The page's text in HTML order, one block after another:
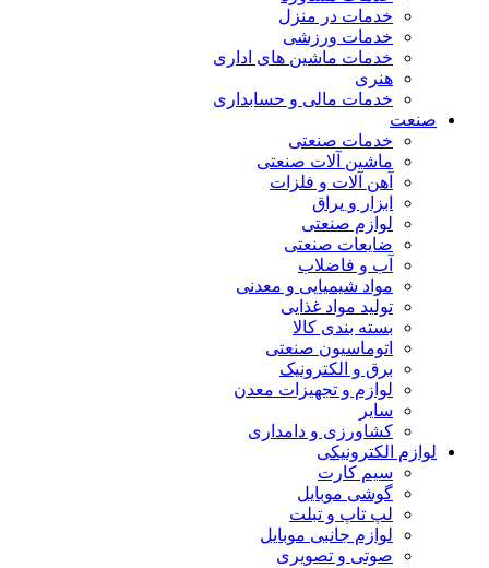
خدمات در منزل
خدمات ورزشی
خدمات ماشین های اداری
هنری
خدمات مالی و حسابداری
صنعت
خدمات صنعتی
ماشین آلات صنعتی
آهن آلات و فلزات
ابزار و یراق
لوازم صنعتی
ضایعات صنعتی
آب و فاضلاب
مواد شیمیایی و معدنی
تولید مواد غذایی
بسته بندی کالا
اتوماسیون صنعتی
برق و الکترونیک
لوازم و تجهیزات معدن
سایر
کشاورزی و دامداری
لوازم الکترونیکی
سیم کارت
گوشی موبایل
لپ تاپ و تبلت
لوازم جانبی موبایل
صوتی و تصویری